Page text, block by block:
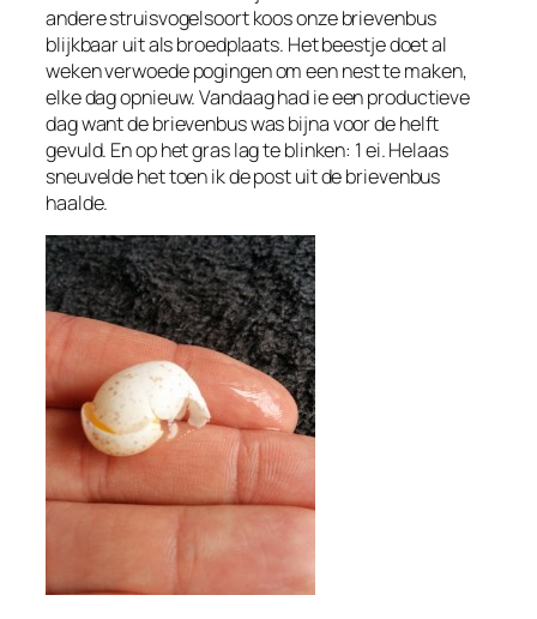
andere struisvogelsoort koos onze brievenbus
blijkbaar uit als broedplaats. Het beestje doet al
weken verwoede pogingen om een nest te maken,
elke dag opnieuw. Vandaag had ie een productieve
dag want de brievenbus was bijna voor de helft
gevuld. En op het gras lag te blinken: 1 ei. Helaas
sneuvelde het toen ik de post uit de brievenbus
haalde.